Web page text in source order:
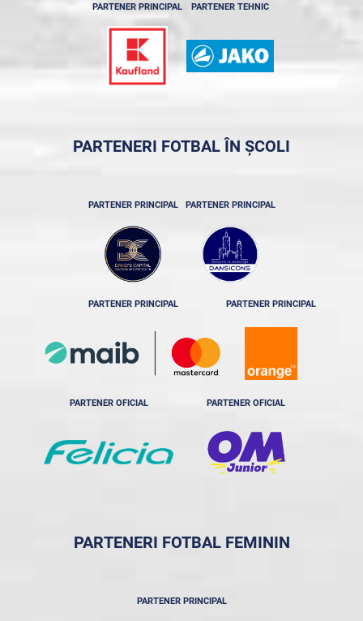
PARTENER PRINCIPAL PARTENER TEHNIC
PARTENERI FOTBAL ÎN ȘCOLI
PARTENER PRINCIPAL PARTENER PRINCIPAL
PARTENER PRINCIPAL PARTENER PRINCIPAL
PARTENER OFICIAL PARTENER OFICIAL
PARTENERI FOTBAL FEMININ
PARTENER PRINCIPAL